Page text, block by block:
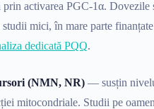
activarea PGC-1α. Dovezile
mici, în mare parte
dedicată PQQ.
(NMN, NR) — susțin
mitocondriale. Studii pe